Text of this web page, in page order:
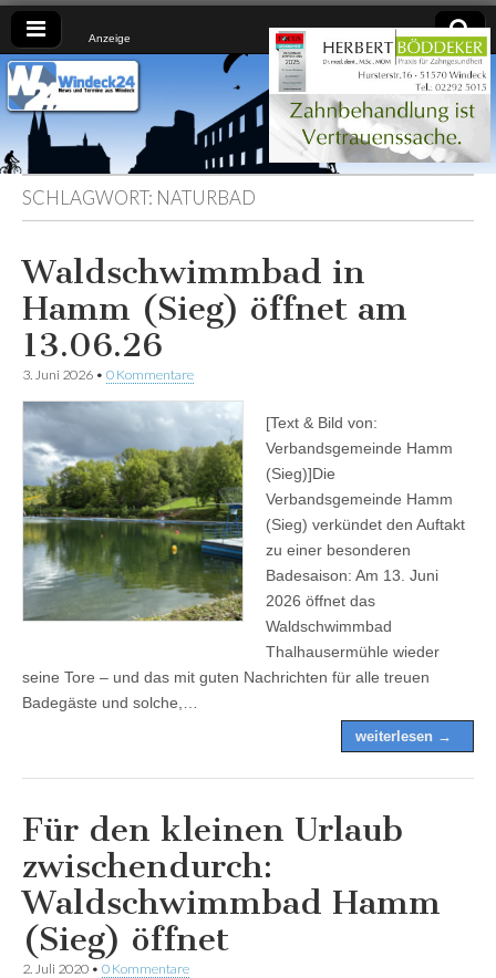
Anzeige
Windeck24
Nachrichten
aus dem
Ländchen
für das
Ländchen
SCHLAGWORT: NATURBAD
Waldschwimmbad in
Hamm (Sieg) öffnet am
13.06.26
3. Juni 2026 • 0 Kommentare
[Text & Bild von:
Verbandsgemeinde Hamm
(Sieg)]Die
Verbandsgemeinde Hamm
(Sieg) verkündet den Auftakt
zu einer besonderen
Badesaison: Am 13. Juni
2026 öffnet das
Waldschwimmbad
Thalhausermühle wieder
seine Tore – und das mit guten Nachrichten für alle treuen
Badegäste und solche,…
weiterlesen →
Für den kleinen Urlaub
zwischendurch:
Waldschwimmbad Hamm
(Sieg) öffnet
2. Juli 2020 • 0 Kommentare